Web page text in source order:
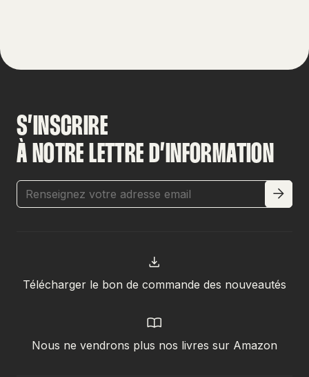
S’INSCRIRE
À NOTRE LETTRE D’INFORMATION
Télécharger le bon de commande des nouveautés
Nous ne vendrons plus nos livres sur Amazon